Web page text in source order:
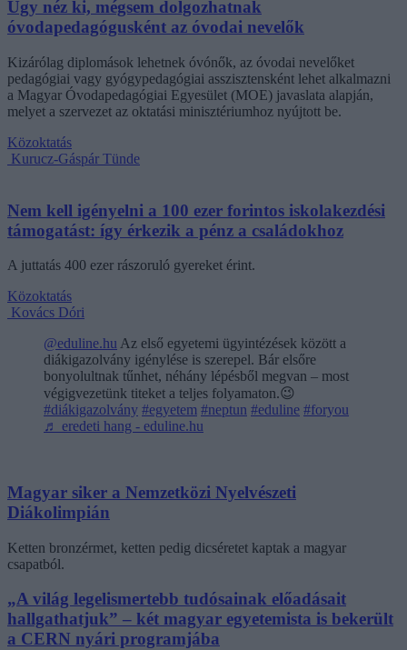
Úgy néz ki, mégsem dolgozhatnak
óvodapedagógusként az óvodai nevelők
Kizárólag diplomások lehetnek óvónők, az óvodai nevelőket
pedagógiai vagy gyógypedagógiai asszisztensként lehet alkalmazni
a Magyar Óvodapedagógiai Egyesület (MOE) javaslata alapján,
melyet a szervezet az oktatási minisztériumhoz nyújtott be.
Közoktatás
Kurucz-Gáspár Tünde
Nem kell igényelni a 100 ezer forintos iskolakezdési
támogatást: így érkezik a pénz a családokhoz
A juttatás 400 ezer rászoruló gyereket érint.
Közoktatás
Kovács Dóri
@eduline.hu Az első egyetemi ügyintézések között a
diákigazolvány igénylése is szerepel. Bár elsőre
bonyolultnak tűnhet, néhány lépésből megvan – most
végigvezetünk titeket a teljes folyamaton.😉
#diákigazolvány #egyetem #neptun #eduline #foryou
♬ eredeti hang - eduline.hu
Magyar siker a Nemzetközi Nyelvészeti
Diákolimpián
Ketten bronzérmet, ketten pedig dicséretet kaptak a magyar
csapatból.
„A világ legelismertebb tudósainak előadásait
hallgathatjuk” – két magyar egyetemista is bekerült
a CERN nyári programjába